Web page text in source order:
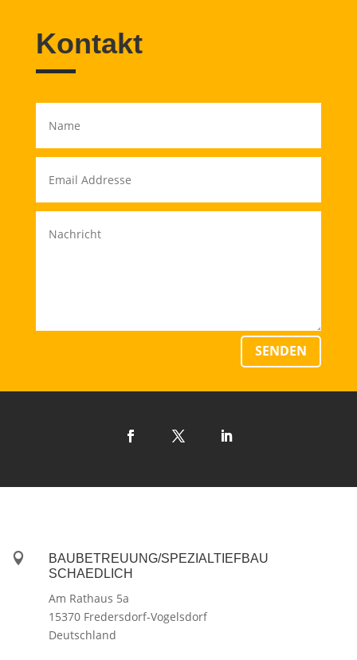
Kontakt
SENDEN

BAUBETREUUNG/SPEZIALTIEFBAU
SCHAEDLICH
Am Rathaus 5a
15370 Fredersdorf-Vogelsdorf
Deutschland